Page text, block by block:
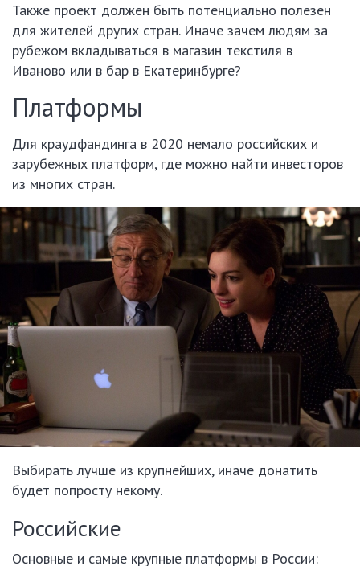
Также проект должен быть потенциально полезен
для жителей других стран. Иначе зачем людям за
рубежом вкладываться в магазин текстиля в
Иваново или в бар в Екатеринбурге?
Платформы
Для краудфандинга в 2020 немало российских и
зарубежных платформ, где можно найти инвесторов
из многих стран.
Выбирать лучше из крупнейших, иначе донатить
будет попросту некому.
Российские
Основные и самые крупные платформы в России: